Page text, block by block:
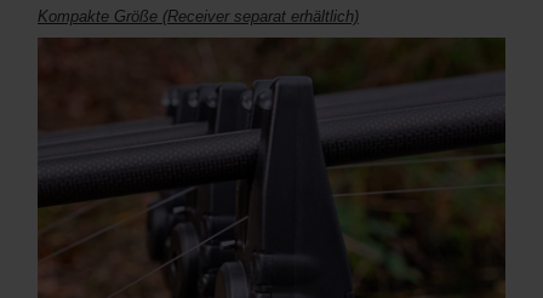
Kompakte Größe (Receiver separat erhältlich)